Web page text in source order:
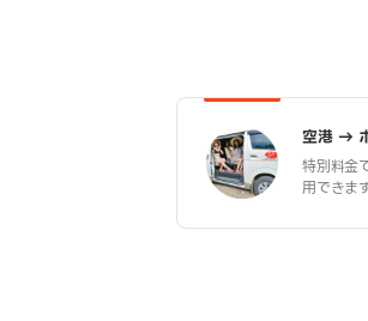
空港 →
特別料金
用できま